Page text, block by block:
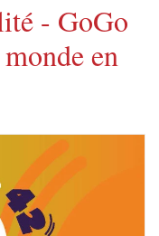
- GoGo
en